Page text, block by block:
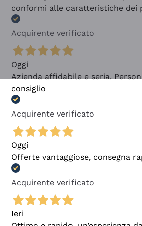
conformi alle caratteristiche dei
Acquirente verificato
Oggi
Azienda affidabile e seria.
consiglio
Acquirente verificato
Oggi
Offerte vantaggiose, consegna
Acquirente verificato
Ieri